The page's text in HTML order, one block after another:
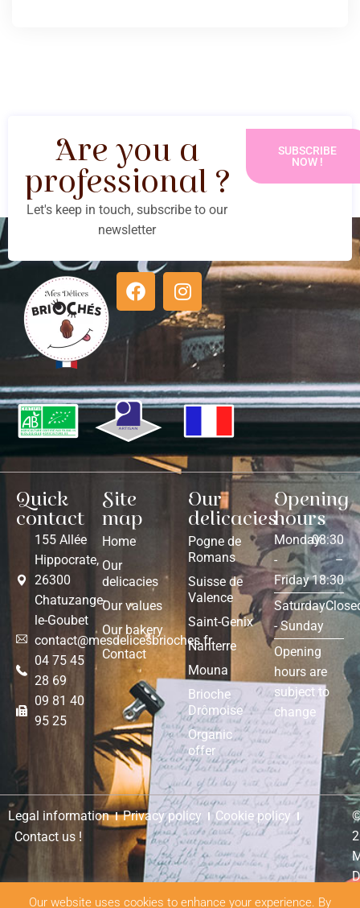
Are you a
professional ?
Let's keep in touch, subscribe to our
newsletter
SUBSCRIBE
NOW !
Quick
contact
155 Allée
Hippocrate,
26300
Chatuzange-
le-Goubet
contact@mesdelicesbrioches.fr
04 75 45
28 69
09 81 40
95 25
Site
map
Home
Our
delicacies
Our values
Our bakery
Contact
Our
delicacies
Pogne de
Romans
Suisse de
Valence
Saint-Genix
Nanterre
Mouna
Brioche
Drômoise
Organic
offer
Opening
hours
Monday
-
Friday
08:30
–
18:30
Saturday
- Sunday
Opening
hours are
subject to
change
Legal information Privacy policy
Cookie policy
Contact us !
Our website uses cookies to enhance your experience. By